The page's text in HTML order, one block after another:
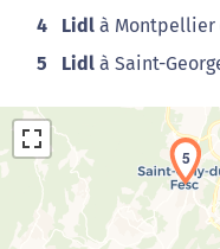
4 Lidl à Montpellier
5 Lidl à Saint-
5